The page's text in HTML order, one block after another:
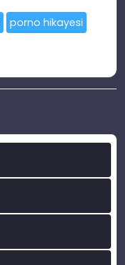
porno hikayesi